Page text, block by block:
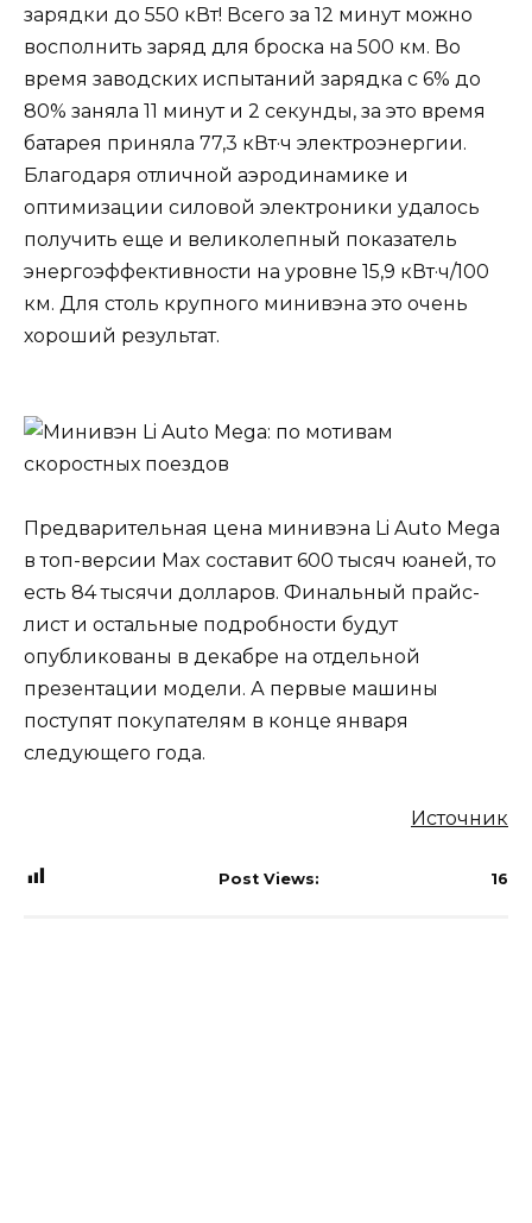
зарядки до 550 кВт! Всего за 12 минут можно
восполнить заряд для броска на 500 км. Во
время заводских испытаний зарядка с 6% до
80% заняла 11 минут и 2 секунды, за это время
батарея приняла 77,3 кВт·ч электроэнергии.
Благодаря отличной аэродинамике и
оптимизации силовой электроники удалось
получить еще и великолепный показатель
энергоэффективности на уровне 15,9 кВт·ч/100
км. Для столь крупного минивэна это очень
хороший результат.
Предварительная цена минивэна Li Auto Mega
в топ-версии Max составит 600 тысяч юаней, то
есть 84 тысячи долларов. Финальный прайс-
лист и остальные подробности будут
опубликованы в декабре на отдельной
презентации модели. А первые машины
поступят покупателям в конце января
следующего года.
Источник
Post Views: 16